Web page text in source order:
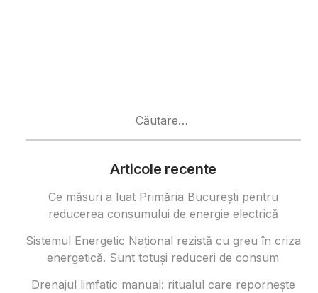
Articole recente
Ce măsuri a luat Primăria București pentru
reducerea consumului de energie electrică
Sistemul Energetic Național rezistă cu greu în criza
energetică. Sunt totuși reduceri de consum
Drenajul limfatic manual: ritualul care repornește